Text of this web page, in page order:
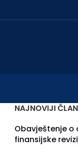
NAJNOVIJI
Obavještenje o
finansijske